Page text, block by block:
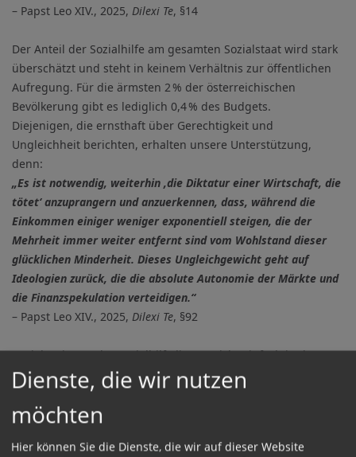
– Papst Leo XIV., 2025, Dilexi Te, §14
Der Anteil der Sozialhilfe am gesamten Sozialstaat wird stark
überschätzt und steht in keinem Verhältnis zur öffentlichen
Aufregung. Für die ärmsten 2 % der österreichischen
Bevölkerung gibt es lediglich 0,4 % des Budgets.
Diejenigen, die ernsthaft über Gerechtigkeit und
Ungleichheit berichten, erhalten unsere Unterstützung,
denn:
„Es ist notwendig, weiterhin ‚die Diktatur einer Wirtschaft, die
tötet‘ anzuprangern und anzuerkennen, dass, während die
Einkommen einiger weniger exponentiell steigen, die der
Mehrheit immer weiter entfernt sind vom Wohlstand dieser
glücklichen Minderheit. Dieses Ungleichgewicht geht auf
Ideologien zurück, die die absolute Autonomie der Märkte und
die Finanzspekulation verteidigen.“
– Papst Leo XIV., 2025, Dilexi Te, §92
Bezieher:innen der Sozialhilfe liegen nicht einfach in der
Hängematte.58 % der Bezieher:innen können gar nicht
arbeiten.Sie gehen in die Schule oder in den Kindergarten,
leben mit Behinderungen oder sind chronisch krank.
vergeblich einen Job.Weitere 8 % arbeiten bereits,jedoch
Dienste, die wir nutzen
möchten
Hier können Sie die Dienste, die wir auf dieser Website